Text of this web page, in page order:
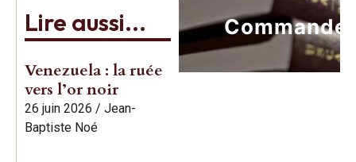
Lire aussi...
Venezuela : la ruée
vers l’or noir
26 juin 2026 / Jean-
Baptiste Noé